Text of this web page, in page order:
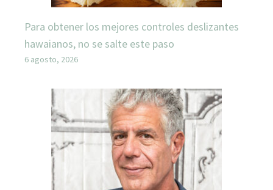
Para obtener los mejores controles deslizantes
hawaianos, no se salte este paso
6 agosto, 2026